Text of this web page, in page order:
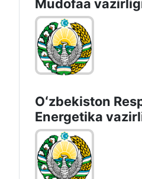
Mudofaa
Oʻzbekiston
Energetika